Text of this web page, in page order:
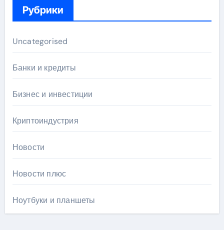
Рубрики
Uncategorised
Банки и кредиты
Бизнес и инвестиции
Криптоиндустрия
Новости
Новости плюс
Ноутбуки и планшеты